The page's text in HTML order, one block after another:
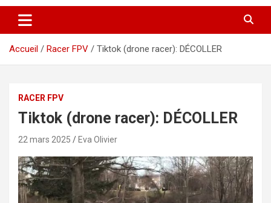
Accueil Racer FPV Tiktok (drone racer): DÉCOLLER
RACER FPV
Tiktok (drone racer): DÉCOLLER
22 mars 2025 Eva Olivier